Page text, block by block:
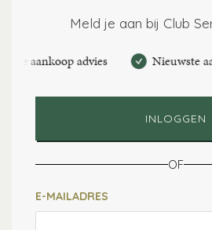
Meld je aan bij Club
advies Nieuwste
INLOGGEN
OF
E-MAILADRES